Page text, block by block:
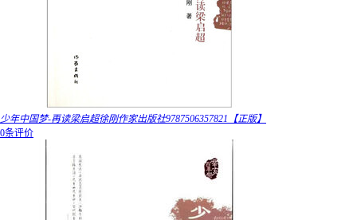
少年中国梦-再读梁启超徐刚作家出版社9787506357821【正版】
0条评价